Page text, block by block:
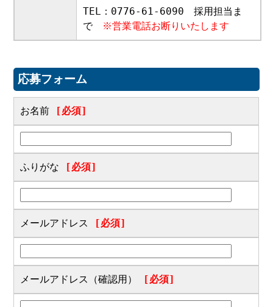
TEL：0776-61-6090 採用担当ま
で
※営業電話お断りいたします
応募フォーム
お名前 [必須]
ふりがな [必須]
メールアドレス [必須]
メールアドレス（確認用） [必須]